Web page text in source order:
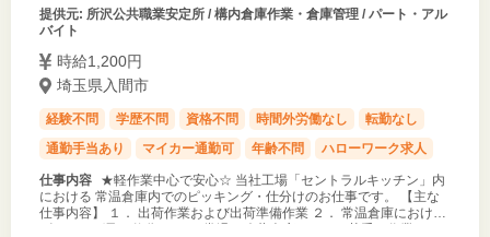
提供元: 所沢公共職業安定所 / 構内倉庫作業・倉庫管理 / パート・アル
バイト
時給1,200円
埼玉県入間市
経験不問 学歴不問 資格不問 時間外労働なし
転勤なし
通勤手当あり
マイカー通勤可 年齢不問 ハローワーク求人
仕事内容
★軽作業中心で安心☆ 当社工場「セントラルキッチン」内
における 常温倉庫内でのピッキング・仕分けのお仕事です。 【主な
仕事内容】 １． 出荷作業および出荷準備作業 ２． 常温倉庫における